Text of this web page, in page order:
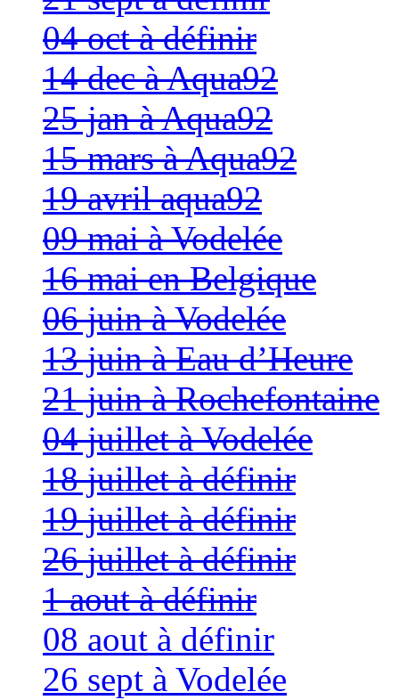
04 oct à définir
14 dec à Aqua92
25 jan à Aqua92
15 mars à Aqua92
19 avril aqua92
09 mai à Vodelée
16 mai en Belgique
06 juin à Vodelée
13 juin à Eau d’Heure
21 juin à Rochefontaine
04 juillet à Vodelée
18 juillet à définir
19 juillet à définir
26 juillet à définir
1 aout à définir
08 aout à définir
26 sept à Vodelée